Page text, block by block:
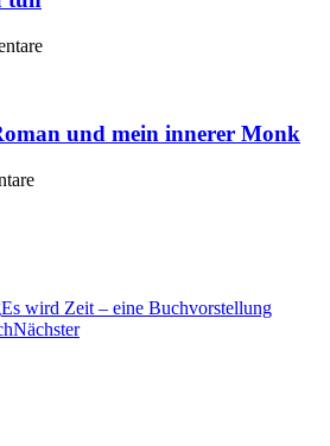
und mein innerer Monk
Es wird Zeit – eine Buchvorstellung
Nächster